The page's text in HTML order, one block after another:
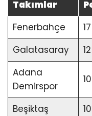
Takımlar
Fenerbahçe
17
Galatasaray
12
Adana
Demirspor
10
Beşiktaş 10